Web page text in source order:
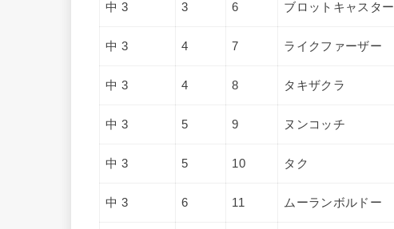
中 3 3 6 ブロットキャスター
中 3 4 7 ライクファーザー
中 3 4 8 タキザクラ
中 3 5 9 ヌンコッチ
中 3 5 10 タク
中 3 6 11 ムーランボルドー